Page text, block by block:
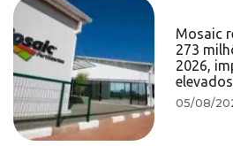
Mosaic
273
2026,
elevados
05/08/